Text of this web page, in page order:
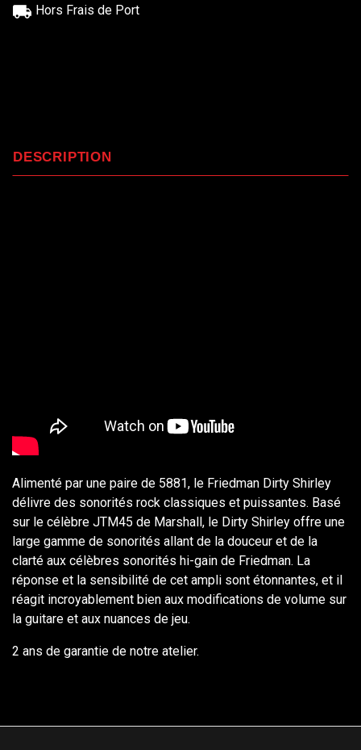
Hors Frais de Port
DESCRIPTION
Alimenté par une paire de 5881, le Friedman Dirty Shirley
délivre des sonorités rock classiques et puissantes. Basé
sur le célèbre JTM45 de Marshall, le Dirty Shirley offre une
large gamme de sonorités allant de la douceur et de la
clarté aux célèbres sonorités hi-gain de Friedman. La
réponse et la sensibilité de cet ampli sont étonnantes, et il
réagit incroyablement bien aux modifications de volume sur
la guitare et aux nuances de jeu.
2 ans de garantie de notre atelier.